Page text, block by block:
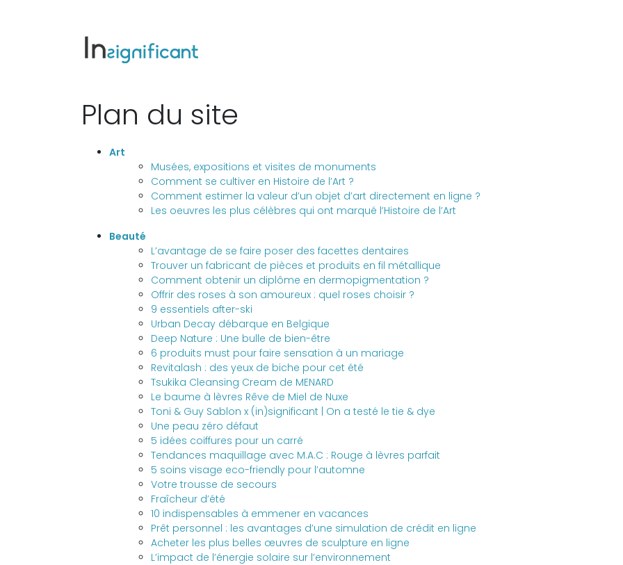
Plan du site
Art
Musées, expositions et visites de monuments
Comment se cultiver en Histoire de l’Art ?
Comment estimer la valeur d’un objet d’art directement en ligne ?
Les oeuvres les plus célèbres qui ont marqué l’Histoire de l’Art
Beauté
L’avantage de se faire poser des facettes dentaires
Trouver un fabricant de pièces et produits en fil métallique
Comment obtenir un diplôme en dermopigmentation ?
Offrir des roses à son amoureux : quel roses choisir ?
9 essentiels after-ski
Urban Decay débarque en Belgique
Deep Nature : Une bulle de bien-être
6 produits must pour faire sensation à un mariage
Revitalash : des yeux de biche pour cet été
Tsukika Cleansing Cream de MENARD
Le baume à lèvres Rêve de Miel de Nuxe
Toni & Guy Sablon x (in)significant | On a testé le tie & dye
Une peau zéro défaut
5 idées coiffures pour un carré
Tendances maquillage avec M.A.C : Rouge à lèvres parfait
5 soins visage eco-friendly pour l’automne
Votre trousse de secours
Fraîcheur d’été
10 indispensables à emmener en vacances
Prêt personnel : les avantages d’une simulation de crédit en ligne
Acheter les plus belles œuvres de sculpture en ligne
L’impact de l’énergie solaire sur l’environnement